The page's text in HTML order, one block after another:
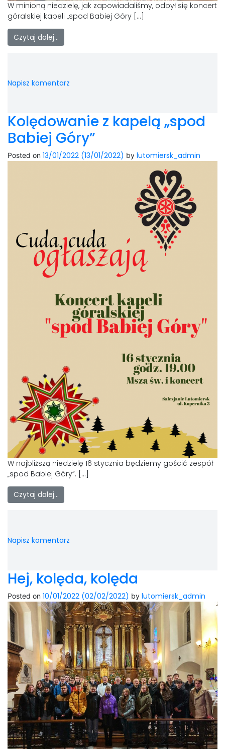
W minioną niedzielę, jak zapowiadaliśmy, odbył się koncert
góralskiej kapeli „spod Babiej Góry […]
Czytaj dalej…
Napisz komentarz
Kolędowanie z kapelą „spod
Babiej Góry”
Posted on 13/01/2022 (13/01/2022) by lutomiersk_admin
W najbliższą niedzielę 16 stycznia będziemy gościć zespół
„spod Babiej Góry”. […]
Czytaj dalej…
Napisz komentarz
Hej, kolęda, kolęda
Posted on 10/01/2022 (02/02/2022) by lutomiersk_admin